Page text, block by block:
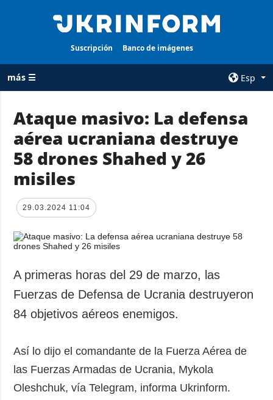
Suscripción Banco de imágenes
más ☰
Esp
TODAS LAS
CATEGORÍAS
Guerra
Reconstrucción
de Ucrania
Política
Economía
Sociedad y
Cultura
Deportes
Desastres y
emergencias
AGENCIA
sobre la agencia
protección de
ADICIONAL SERVICIOS
Ataque masivo: La defensa
aérea ucraniana destruye
58 drones Shahed y 26
misiles
29.03.2024 11:04
A primeras horas del 29 de marzo, las
Fuerzas de Defensa de Ucrania destruyeron
84 objetivos aéreos enemigos.
Así lo dijo el comandante de la Fuerza Aérea de
las Fuerzas Armadas de Ucrania, Mykola
Oleshchuk, vía Telegram, informa Ukrinform.